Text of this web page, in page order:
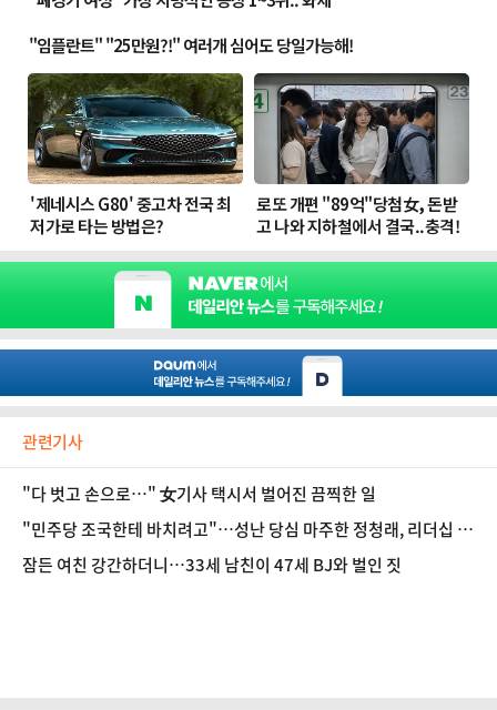
관련기사
"다 벗고 손으로…" 女기사 택시서 벌어진 끔찍한 일
"민주당 조국한테 바치려고"…성난 당심 마주한 정청래, 리더십 흔
들리나? [정국 기상대]
잠든 여친 강간하더니…33세 남친이 47세 BJ와 벌인 짓